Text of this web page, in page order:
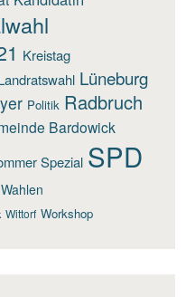
Kreistag
Lüneburg
Politik Radbruch
Bardowick
Spezial SPD
Wahlen
Wittorf Workshop